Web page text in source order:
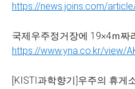
https://news.joins.com/
국제우주정거장에 19×4ｍ짜
https://www.yna.co.kr/view/
[KISTI과학향기]우주의 휴게